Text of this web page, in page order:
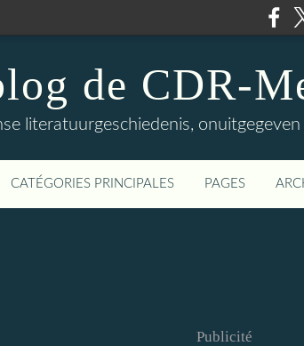
de CDR-
literatuurgeschiedenis,
CATÉGORIES PRINCIPALES PAGES
Publicité